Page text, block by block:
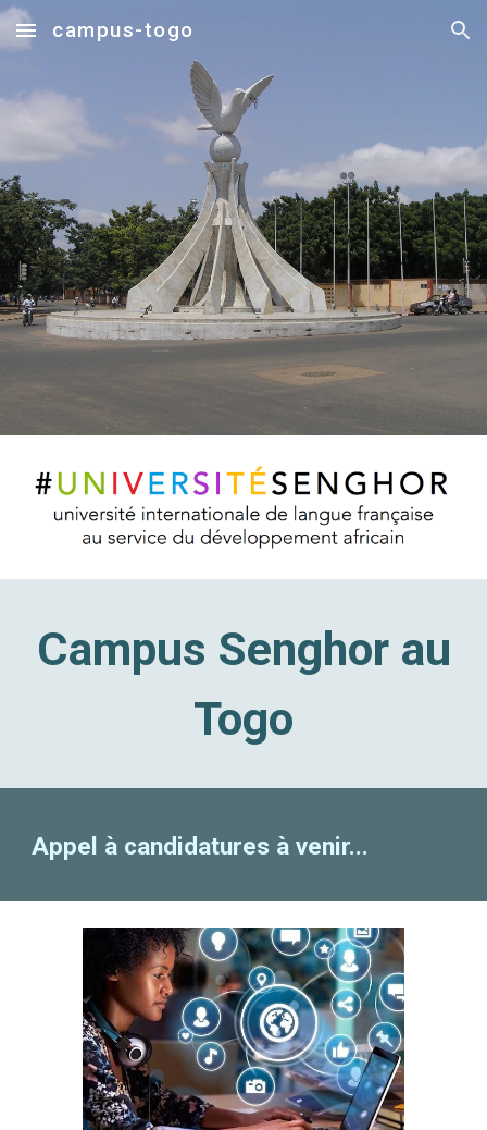
Skip to main content Skip to navigation
campus-togo
Campus Senghor au
Togo
Appel à candidatures à venir...